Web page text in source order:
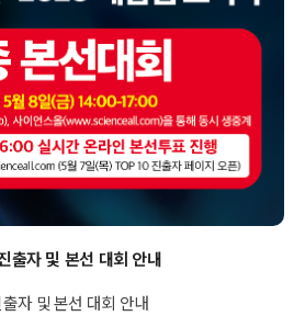
출자 및 본선 대회 안내
자 및 본선 대회 안내